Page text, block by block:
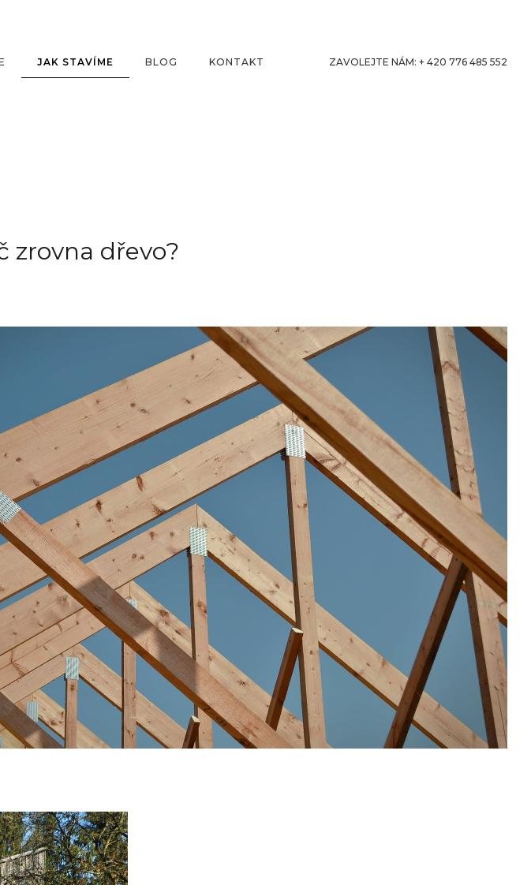
JAK STAVÍME BLOG KONTAKT ZAVOLEJTE NÁM: + 420 776 485 552
zrovna dřevo?